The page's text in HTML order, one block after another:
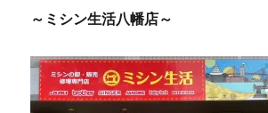
～ミシン生活八幡店～